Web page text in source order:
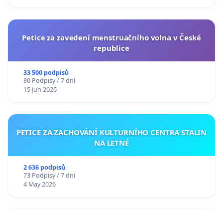
Petice za zavedení menstruačního volna v České
republice
33 500 podpisů
80 Podpisy / 7 dní
15 Jun 2026
PETICE ZA ZACHOVÁNÍ KULTURNÍHO CENTRA STALIN
NA LETNÉ
2 636 podpisů
73 Podpisy / 7 dní
4 May 2026